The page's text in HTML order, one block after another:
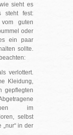
sieht es
steht fest:
guten
oder
ein paar
sollte.
verlottert.
Kleidung,
gepflegten
im
selbst
in der